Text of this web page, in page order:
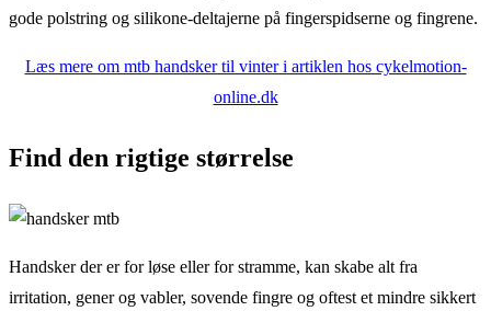
gode polstring og silikone-deltajerne på fingerspidserne og fingrene.
Læs mere om mtb handsker til vinter i artiklen hos cykelmotion-
online.dk
Find den rigtige størrelse
Handsker der er for løse eller for stramme, kan skabe alt fra
irritation, gener og vabler, sovende fingre og oftest et mindre sikkert